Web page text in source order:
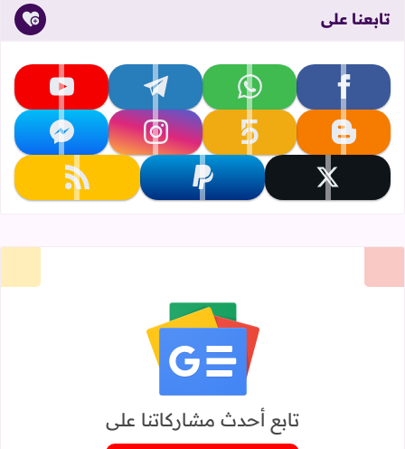
تابعنا على
تابعنا على facebook تابعنا على whatsapp تابعنا على telegram تابعنا على youtube
تابعنا على blogger تابعنا على khamsat تابعنا على instagram تابعنا على messenger
تابعنا على x تابعنا على paypal تابعنا على rss
تابع أحدث مشاركاتنا على